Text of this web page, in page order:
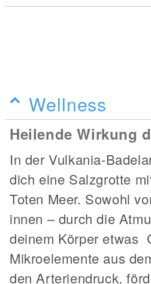
Wellness
Heilende Wirkung
In der Vulkania-
dich eine Salzgrotte
Toten Meer. Sowohl
innen – durch die
deinem Körper etwas
Mikroelemente aus
den Arteriendruck,